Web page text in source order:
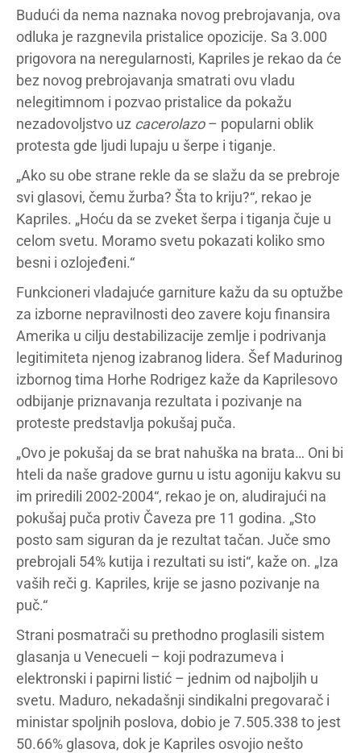
Budući da nema naznaka novog prebrojavanja, ova
odluka je razgnevila pristalice opozicije. Sa 3.000
prigovora na neregularnosti, Kapriles je rekao da će
bez novog prebrojavanja smatrati ovu vladu
nelegitimnom i pozvao pristalice da pokažu
nezadovoljstvo uz cacerolazo– popularni oblik
protesta gde ljudi lupaju u šerpe i tiganje.
„Ako su obe strane rekle da se slažu da se prebroje
svi glasovi, čemu žurba? Šta to kriju?“, rekao je
Kapriles. „Hoću da se zveket šerpa i tiganja čuje u
celom svetu. Moramo svetu pokazati koliko smo
besni i ozlojeđeni.“
Funkcioneri vladajuće garniture kažu da su optužbe
za izborne nepravilnosti deo zavere koju finansira
Amerika u cilju destabilizacije zemlje i podrivanja
legitimiteta njenog izabranog lidera. Šef Madurinog
izbornog tima Horhe Rodrigez kaže da Kaprilesovo
odbijanje priznavanja rezultata i pozivanje na
proteste predstavlja pokušaj puča.
„Ovo je pokušaj da se brat nahuška na brata… Oni bi
hteli da naše gradove gurnu u istu agoniju kakvu su
im priredili 2002-2004“, rekao je on, aludirajući na
pokušaj puča protiv Čaveza pre 11 godina. „Sto
posto sam siguran da je rezultat tačan. Juče smo
prebrojali 54% kutija i rezultati su isti“, kaže on. „Iza
vaših reči g. Kapriles, krije se jasno pozivanje na
puč.“
Strani posmatrači su prethodno proglasili sistem
glasanja u Venecueli – koji podrazumeva i
elektronski i papirni listić – jednim od najboljih u
svetu. Maduro, nekadašnji sindikalni pregovarač i
ministar spoljnih poslova, dobio je 7.505.338 to jest
50.66% glasova, dok je Kapriles osvojio nešto